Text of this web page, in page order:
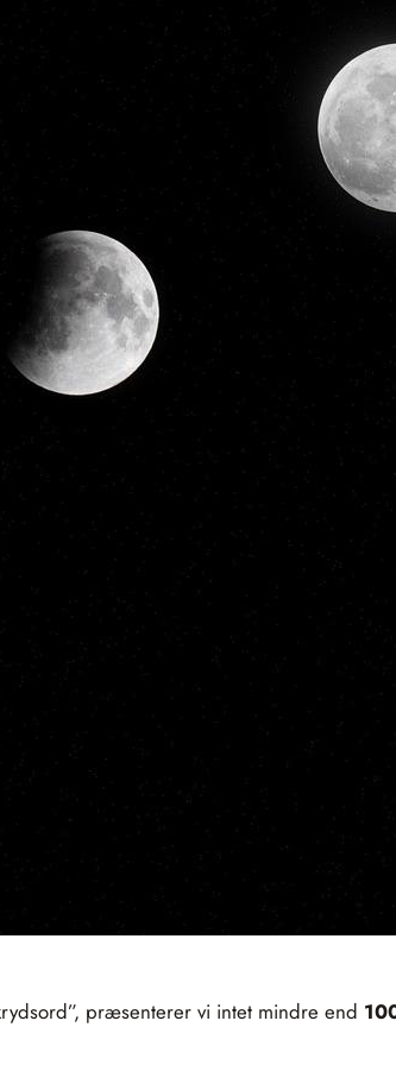
præsenterer vi intet mindre end